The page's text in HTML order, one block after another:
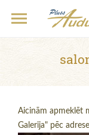
Aicinām apmeklēt
Galerija" pēc